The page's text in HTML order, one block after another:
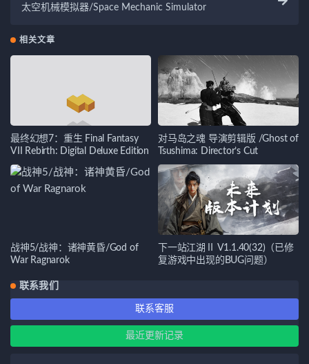
太空机械模拟器/Space Mechanic Simulator
相关文章
最终幻想7：重生 Final Fantasy
VII Rebirth: Digital Deluxe Edition
对马岛之魂 导演剪辑版 /Ghost of
Tsushima: Director’s Cut
战神5/战神：诸神黄昏/God of
War Ragnarok
下一站江湖Ⅱ V1.1.40(32)（已修
复游戏中出现的BUG问题）
联系我们
联系客服
最近更新记录